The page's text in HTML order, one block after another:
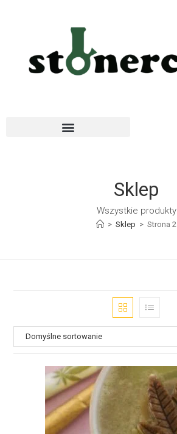
Sklep
Wszystkie produkty
> Sklep > Strona 2